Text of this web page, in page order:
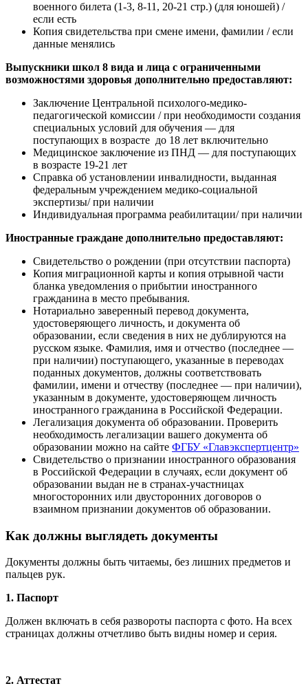
военного билета (1-3, 8-11, 20-21 стр.) (для юношей) /
если есть
Копия свидетельства при смене имени, фамилии / если
данные менялись
Выпускники школ 8 вида и лица с ограниченными
возможностями здоровья дополнительно предоставляют:
Заключение Центральной психолого-медико-
педагогической комиссии / при необходимости создания
специальных условий для обучения — для
поступающих в возрасте до 18 лет включительно
Медицинское заключение из ПНД — для поступающих
в возрасте 19-21 лет
Справка об установлении инвалидности, выданная
федеральным учреждением медико-социальной
экспертизы/ при наличии
Индивидуальная программа реабилитации/ при наличии
Иностранные граждане дополнительно предоставляют:
Свидетельство о рождении (при отсутствии паспорта)
Копия миграционной карты и копия отрывной части
бланка уведомления о прибытии иностранного
гражданина в место пребывания.
Нотариально заверенный перевод документа,
удостоверяющего личность, и документа об
образовании, если сведения в них не дублируются на
русском языке. Фамилия, имя и отчество (последнее —
при наличии) поступающего, указанные в переводах
поданных документов, должны соответствовать
фамилии, имени и отчеству (последнее — при наличии),
указанным в документе, удостоверяющем личность
иностранного гражданина в Российской Федерации.
Легализация документа об образовании. Проверить
необходимость легализации вашего документа об
образовании можно на сайте ФГБУ «Главэкспертцентр»
Свидетельство о признании иностранного образования
в Российской Федерации в случаях, если документ об
образовании выдан не в странах-участницах
многосторонних или двусторонних договоров о
взаимном признании документов об образовании.
Как должны выглядеть документы
Документы должны быть читаемы, без лишних предметов и
пальцев рук.
1. Паспорт
Должен включать в себя развороты паспорта с фото. На всех
страницах должны отчетливо быть видны номер и серия.
2. Аттестат